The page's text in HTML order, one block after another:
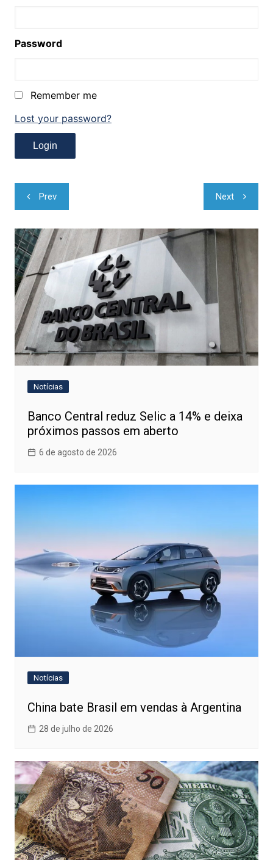
Password
Remember me
Lost your password?
Navegação
de
Post
Prev Next
Notícias
Banco Central reduz Selic a 14% e deixa
próximos passos em aberto
6 de agosto de 2026
Notícias
China bate Brasil em vendas à Argentina
28 de julho de 2026